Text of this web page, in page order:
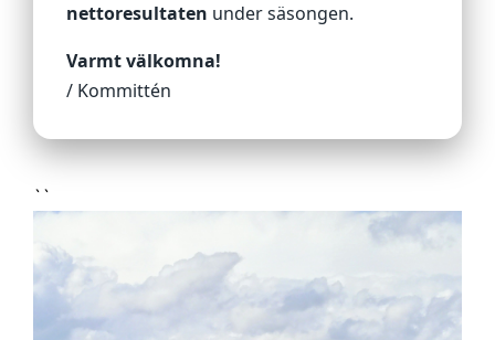
nettoresultaten under säsongen.
Varmt välkomna!
/ Kommittén
``